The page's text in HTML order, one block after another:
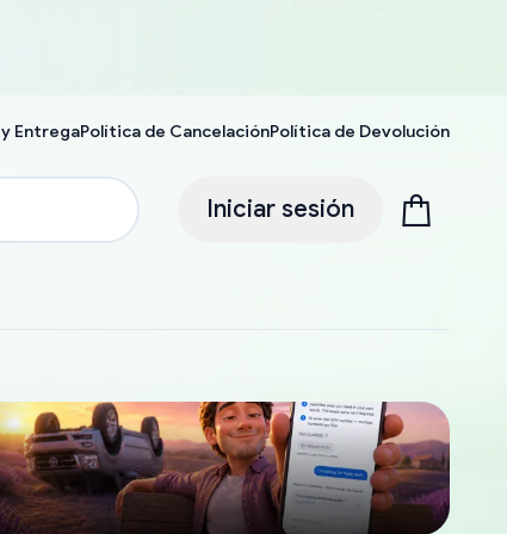
EntregaPolítica de CancelaciónPolítica de Devolución
Iniciar sesión